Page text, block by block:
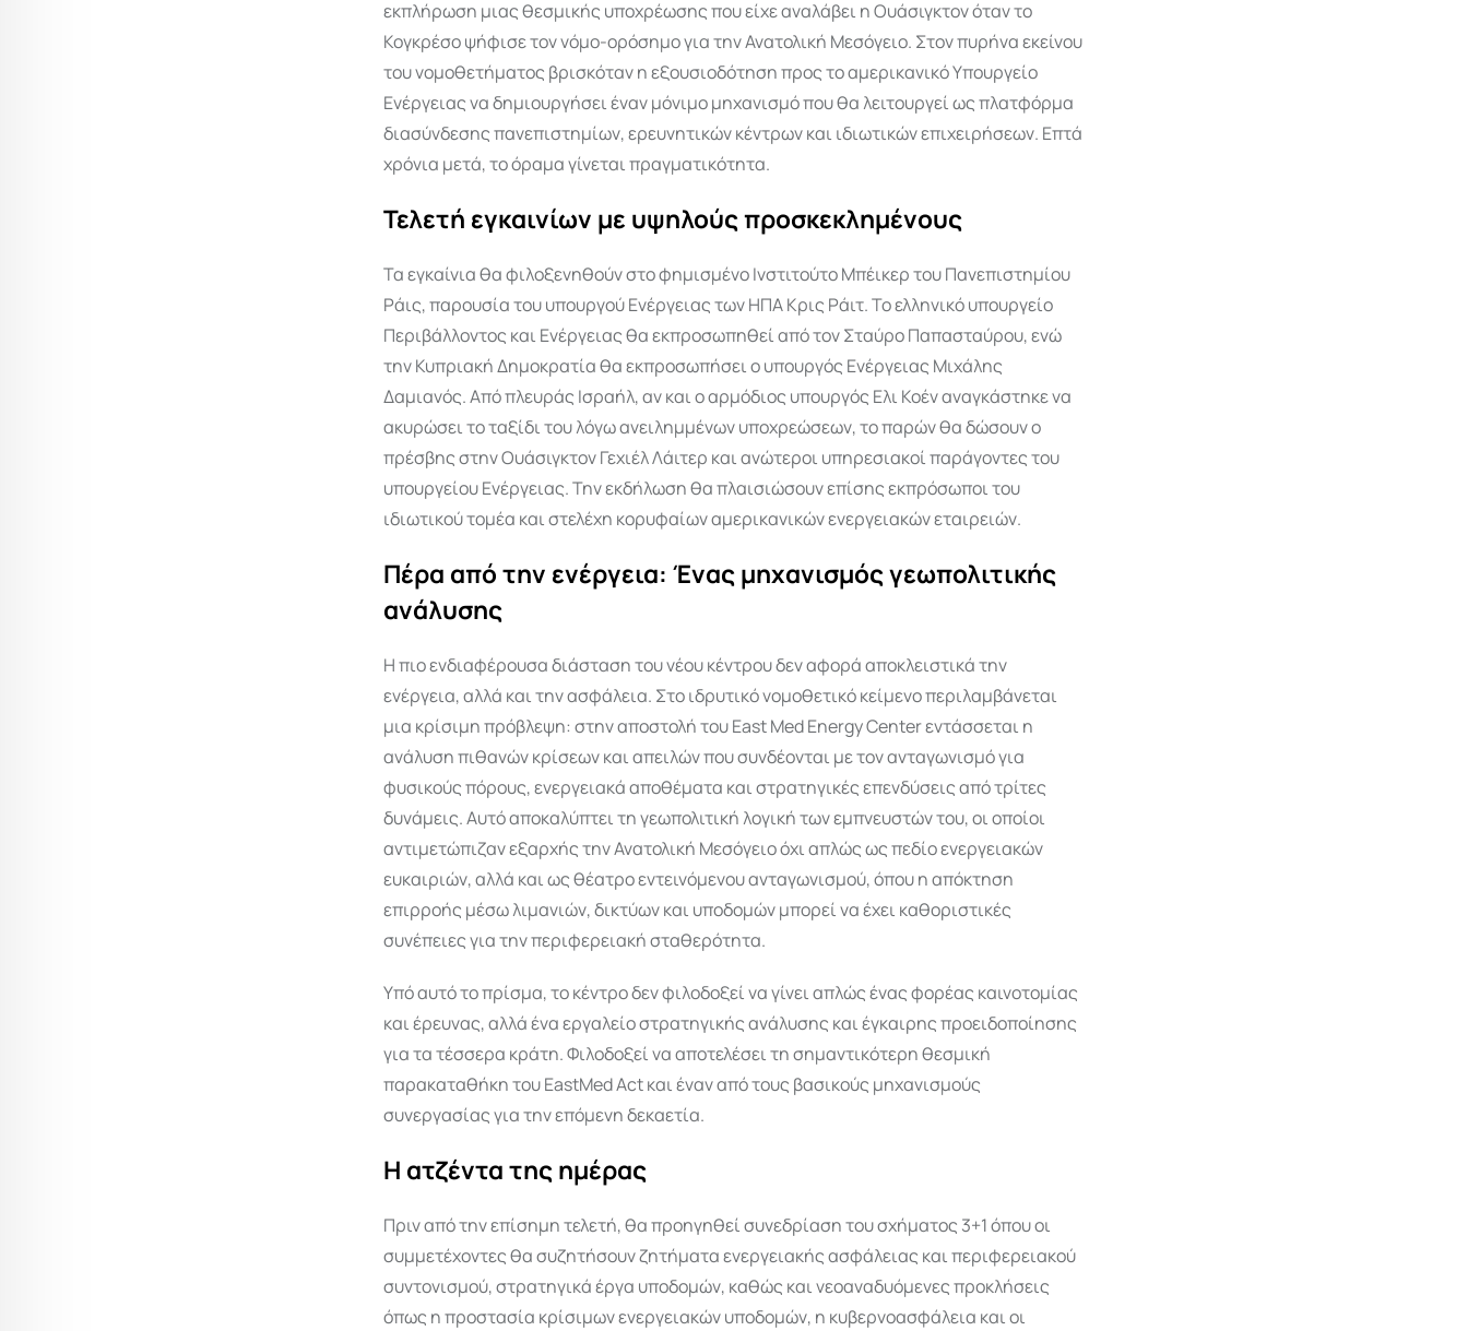
εκπλήρωση μιας θεσμικής υποχρέωσης που είχε αναλάβει η Ουάσιγκτον όταν το
Κογκρέσο ψήφισε τον νόμο-ορόσημο για την Ανατολική Μεσόγειο. Στον πυρήνα εκείνου
του νομοθετήματος βρισκόταν η εξουσιοδότηση προς το αμερικανικό Υπουργείο
Ενέργειας να δημιουργήσει έναν μόνιμο μηχανισμό που θα λειτουργεί ως πλατφόρμα
διασύνδεσης πανεπιστημίων, ερευνητικών κέντρων και ιδιωτικών επιχειρήσεων. Επτά
χρόνια μετά, το όραμα γίνεται πραγματικότητα.
Τελετή εγκαινίων με υψηλούς προσκεκλημένους
Τα εγκαίνια θα φιλοξενηθούν στο φημισμένο Ινστιτούτο Μπέικερ του Πανεπιστημίου
Ράις, παρουσία του υπουργού Ενέργειας των ΗΠΑ Κρις Ράιτ. Το ελληνικό υπουργείο
Περιβάλλοντος και Ενέργειας θα εκπροσωπηθεί από τον Σταύρο Παπασταύρου, ενώ
την Κυπριακή Δημοκρατία θα εκπροσωπήσει ο υπουργός Ενέργειας Μιχάλης
Δαμιανός. Από πλευράς Ισραήλ, αν και ο αρμόδιος υπουργός Ελι Κοέν αναγκάστηκε να
ακυρώσει το ταξίδι του λόγω ανειλημμένων υποχρεώσεων, το παρών θα δώσουν ο
πρέσβης στην Ουάσιγκτον Γεχιέλ Λάιτερ και ανώτεροι υπηρεσιακοί παράγοντες του
υπουργείου Ενέργειας. Την εκδήλωση θα πλαισιώσουν επίσης εκπρόσωποι του
ιδιωτικού τομέα και στελέχη κορυφαίων αμερικανικών ενεργειακών εταιρειών.
Πέρα από την ενέργεια: Ένας μηχανισμός γεωπολιτικής
ανάλυσης
Η πιο ενδιαφέρουσα διάσταση του νέου κέντρου δεν αφορά αποκλειστικά την
ενέργεια, αλλά και την ασφάλεια. Στο ιδρυτικό νομοθετικό κείμενο περιλαμβάνεται
μια κρίσιμη πρόβλεψη: στην αποστολή του East Med Energy Center εντάσσεται η
ανάλυση πιθανών κρίσεων και απειλών που συνδέονται με τον ανταγωνισμό για
φυσικούς πόρους, ενεργειακά αποθέματα και στρατηγικές επενδύσεις από τρίτες
δυνάμεις. Αυτό αποκαλύπτει τη γεωπολιτική λογική των εμπνευστών του, οι οποίοι
αντιμετώπιζαν εξαρχής την Ανατολική Μεσόγειο όχι απλώς ως πεδίο ενεργειακών
ευκαιριών, αλλά και ως θέατρο εντεινόμενου ανταγωνισμού, όπου η απόκτηση
επιρροής μέσω λιμανιών, δικτύων και υποδομών μπορεί να έχει καθοριστικές
συνέπειες για την περιφερειακή σταθερότητα.
Υπό αυτό το πρίσμα, το κέντρο δεν φιλοδοξεί να γίνει απλώς ένας φορέας καινοτομίας
και έρευνας, αλλά ένα εργαλείο στρατηγικής ανάλυσης και έγκαιρης προειδοποίησης
για τα τέσσερα κράτη. Φιλοδοξεί να αποτελέσει τη σημαντικότερη θεσμική
παρακαταθήκη του EastMed Act και έναν από τους βασικούς μηχανισμούς
συνεργασίας για την επόμενη δεκαετία.
Η ατζέντα της ημέρας
Πριν από την επίσημη τελετή, θα προηγηθεί συνεδρίαση του σχήματος 3+1 όπου οι
συμμετέχοντες θα συζητήσουν ζητήματα ενεργειακής ασφάλειας και περιφερειακού
συντονισμού, στρατηγικά έργα υποδομών, καθώς και νεοαναδυόμενες προκλήσεις
όπως η προστασία κρίσιμων ενεργειακών υποδομών, η κυβερνοασφάλεια και οι